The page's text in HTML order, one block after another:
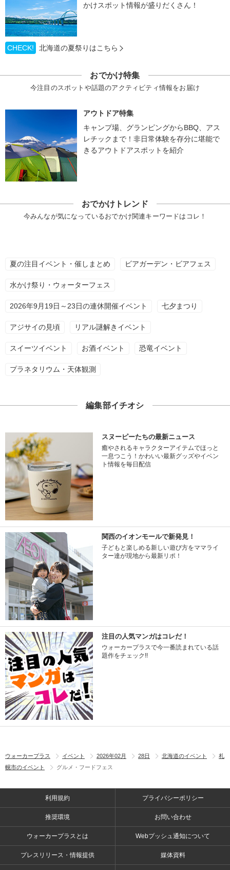
かけスポット情報が盛りだくさん！
CHECK! 北海道の夏祭りはこちら
おでかけ特集
今注目のスポットや話題のアクティビティ情報をお届け
アウトドア特集
キャンプ場、グランピングからBBQ、アス
レチックまで！非日常体験を存分に堪能で
きるアウトドアスポットを紹介
おでかけトレンド
今みんなが気になっているおでかけ関連キーワードはコレ！
夏の注目イベント・催しまとめ ビアガーデン・ビアフェス
水かけ祭り・ウォーターフェス
2026年9月19日～23日の連休開催イベント 七夕まつり
アジサイの見頃 リアル謎解きイベント
スイーツイベント お酒イベント 恐竜イベント
プラネタリウム・天体観測
編集部イチオシ
スヌーピーたちの最新ニュース
癒やされるキャラクターアイテムでほっと
一息つこう！かわいい最新グッズやイベン
ト情報を毎日配信
関西のイオンモールで新発見！
子どもと楽しめる新しい遊び方をママライ
ター達が現地から最新リポ！
注目の人気マンガはコレだ！
ウォーカープラスで今一番読まれている話
題作をチェック!!
ウォーカープラス イベント 2026年02月 28日 北海道のイベント
札
幌市のイベント
グルメ・フードフェス
利用規約 プライバシーポリシー
推奨環境 お問い合わせ
ウォーカープラスとは Webプッシュ通知について
プレスリリース・情報提供 媒体資料